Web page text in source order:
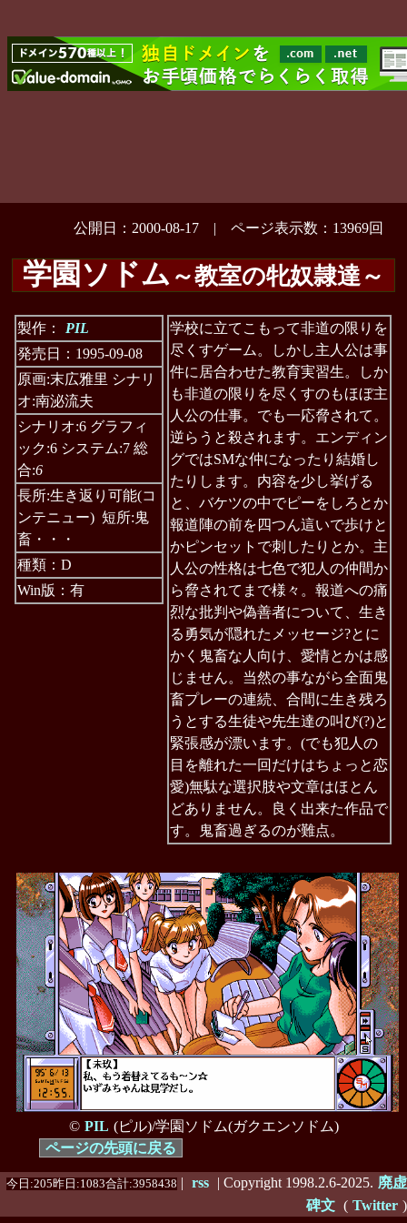
公開日：2000-08-17 | ページ表示数：13969回
学園ソドム ～教室の牝奴隷達～
製作：
PIL
発売日：1995-09-08
原画:末広雅里 シナリ
オ:南泌流夫
シナリオ:6 グラフィ
ック:6 システム:7 総
合:6
長所:生き返り可能(コ
ンテニュー) 短所:鬼
畜・・・
種類：D
Win版：有
学校に立てこもって非道の限りを
尽くすゲーム。しかし主人公は事
件に居合わせた教育実習生。しか
も非道の限りを尽くすのもほぼ主
人公の仕事。でも一応脅されて。
逆らうと殺されます。エンディン
グではSMな仲になったり結婚し
たりします。内容を少し挙げる
と、バケツの中でピーをしろとか
報道陣の前を四つん這いで歩けと
かピンセットで刺したりとか。主
人公の性格は七色で犯人の仲間か
ら脅されてまで様々。報道への痛
烈な批判や偽善者について、生き
る勇気が隠れたメッセージ?とに
かく鬼畜な人向け、愛情とかは感
じません。当然の事ながら全面鬼
畜プレーの連続、合間に生き残ろ
うとする生徒や先生達の叫び(?)と
緊張感が漂います。(でも犯人の
目を離れた一回だけはちょっと恋
愛)無駄な選択肢や文章はほとん
どありません。良く出来た作品で
す。鬼畜過ぎるのが難点。
© PIL (ピル)/学園ソドム(ガクエンソドム)
ページの先頭に戻る
今日:205昨日:1083合計:3958438 | rss | Copyright 1998.2.6-2025. 廃虚
碑文 ( Twitter )